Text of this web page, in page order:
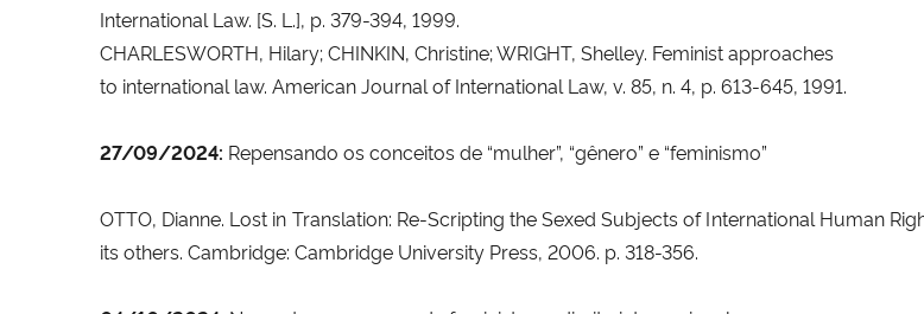
International Law. [S. L.], p. 379-394, 1999.
CHARLESWORTH, Hilary; CHINKIN, Christine; WRIGHT, Shelley. Feminist approaches
to international law. American Journal of International Law, v. 85, n. 4, p. 613-645, 1991.
27/09/2024: Repensando os conceitos de “mulher”, “gênero” e “feminismo”
OTTO, Dianne. Lost in Translation: Re-Scripting the Sexed Subjects of International Human
its others. Cambridge: Cambridge University Press, 2006. p. 318-356.